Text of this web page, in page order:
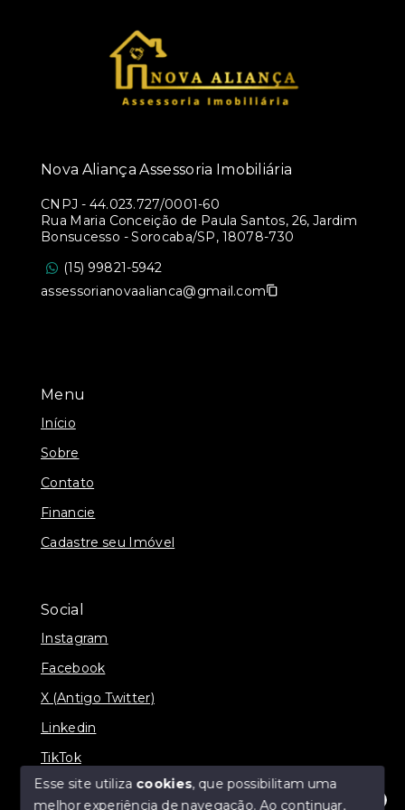
Menu
Início
Sobre
Contato
Financie
Cadastre seu Imóvel
Social
Instagram
Facebook
X (Antigo Twitter)
Linkedin
TikTok
Nova Aliança Assessoria Imobiliária
CNPJ - 44.023.727/0001-60
Rua Maria Conceição de Paula Santos, 26, Jardim
Bonsucesso - Sorocaba/SP, 18078-730
(15) 99821-5942
assessorianovaalianca@gmail.com
Esse site utiliza cookies, que possibilitam uma
melhor experiência de navegação.Ao continuar,